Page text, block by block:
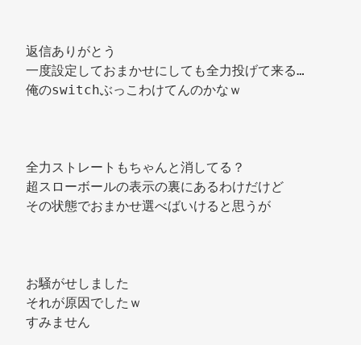
返信ありがとう
一度設定しておまかせにしても全力投げて来る…
俺のswitchぶっこわけてんのかなｗ
全力ストレートもちゃんと消してる？
超スローボールの表示の裏にあるわけだけど
その状態でおまかせ選べばいけると思うが
お騒がせしました
それが原因でしたｗ
すみません